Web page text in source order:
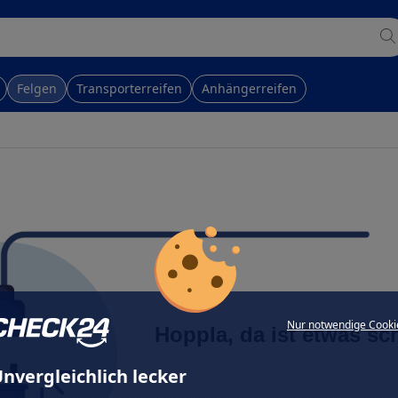
Nur notwendige
lecker
Felgen Transporterreifen Anhängerreifen
Hoppla, da ist etwas